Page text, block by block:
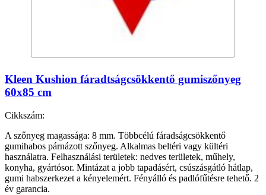
Kleen Kushion fáradtságcsökkentő gumiszőnyeg
60x85 cm
Cikkszám:
A szőnyeg magassága: 8 mm. Többcélú fáradságcsökkentő
gumihabos párnázott szőnyeg. Alkalmas beltéri vagy kültéri
használatra. Felhasználási területek: nedves területek, műhely,
konyha, gyártósor. Mintázat a jobb tapadásért, csúszásgátló hátlap,
gumi habszerkezet a kényelemért. Fényálló és padlófűtésre tehető. 2
év garancia.